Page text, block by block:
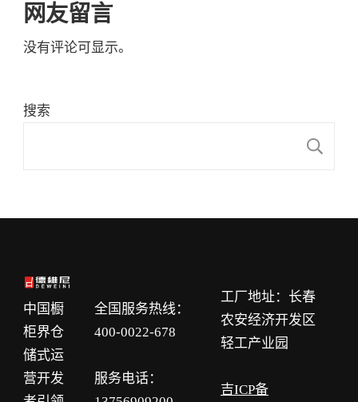
网友留言
没有评论可显示。
搜索
中国橱
柜界仓
储式运
营开发
全国服务热线：
400-0022-678
服务电话：
工厂地址：长春
农安经济开发区
轻工产业园
吉ICP备